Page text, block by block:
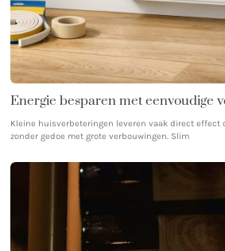
Energie besparen met eenvoudige
Kleine huisverbeteringen leveren vaak direct effect
zonder gedoe met grote verbouwingen. Slim